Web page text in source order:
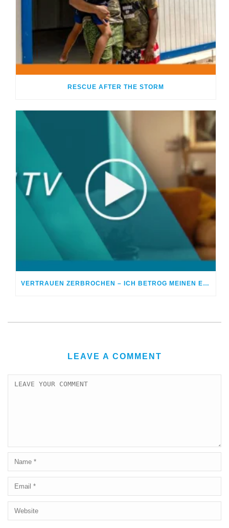
RESCUE AFTER THE STORM
VERTRAUEN ZERBROCHEN – ICH BETROG MEINEN EHEPARTNER
LEAVE A COMMENT